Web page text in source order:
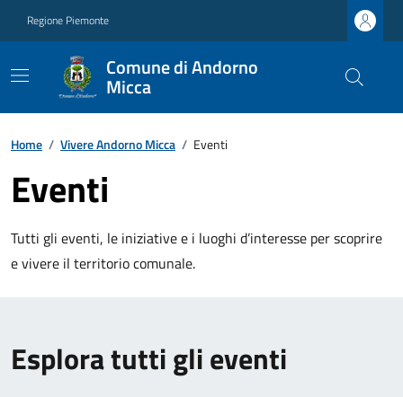
Regione Piemonte
Comune di Andorno
Micca
Home / Vivere Andorno Micca / Eventi
Eventi
Tutti gli eventi, le iniziative e i luoghi d’interesse per scoprire
e vivere il territorio comunale.
Esplora tutti gli eventi